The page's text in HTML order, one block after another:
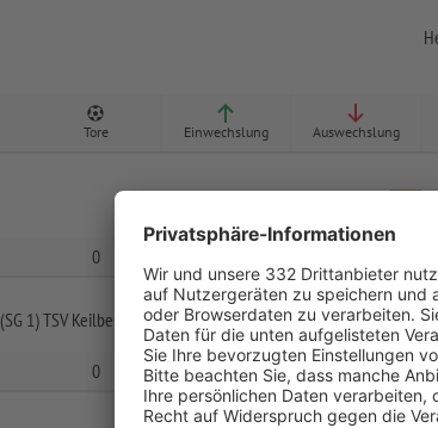
Tore Einwechslung Auswechslung
0
(SG 1) TSV Keilberg 2 /SV Eintracht Straßbessenbach
0 0 0